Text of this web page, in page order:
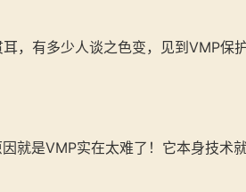
，有多少人谈之色变，见到VMP保
就是VMP实在太难了！它本身技术